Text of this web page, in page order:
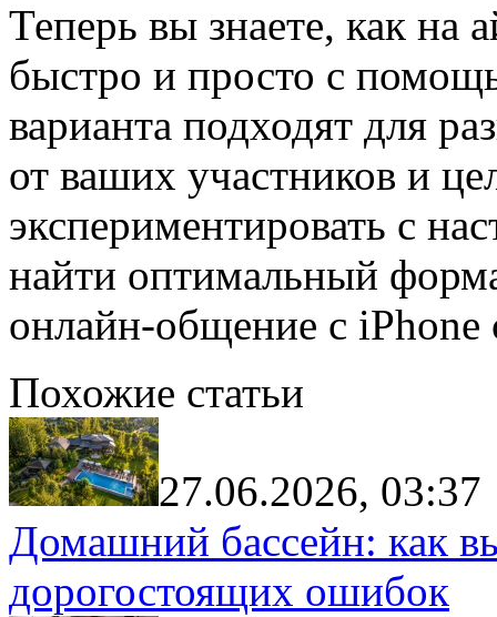
Теперь вы знаете, как на
быстро и просто с
варианта подходят для
от ваших участников и
экспериментировать с
найти оптимальный
онлайн-общение с
Похожие статьи
27.06.2026, 03:37
Домашний бассейн: как
дорогостоящих ошибок